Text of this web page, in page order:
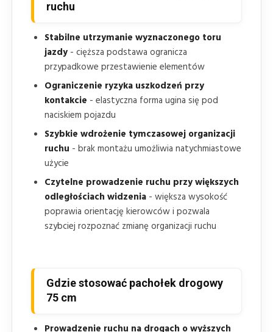
ruchu
Stabilne utrzymanie wyznaczonego toru
jazdy - cięższa podstawa ogranicza
przypadkowe przestawienie elementów
Ograniczenie ryzyka uszkodzeń przy
kontakcie - elastyczna forma ugina się pod
naciskiem pojazdu
Szybkie wdrożenie tymczasowej organizacji
ruchu - brak montażu umożliwia natychmiastowe
użycie
Czytelne prowadzenie ruchu przy większych
odległościach widzenia - większa wysokość
poprawia orientację kierowców i pozwala
szybciej rozpoznać zmianę organizacji ruchu
Gdzie stosować pachołek drogowy
75 cm
Prowadzenie ruchu na drogach o wyższych